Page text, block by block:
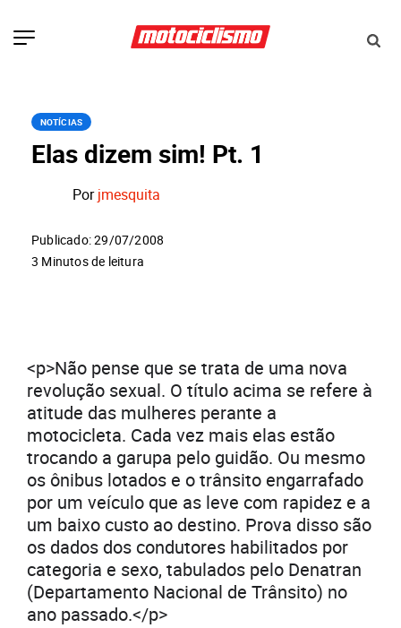
NOTÍCIAS
Elas dizem sim! Pt. 1
Porjmesquita
Publicado: 29/07/2008
3 Minutos de leitura
<p>Não pense que se trata de uma nova
revolução sexual. O título acima se refere à
atitude das mulheres perante a
motocicleta. Cada vez mais elas estão
trocando a garupa pelo guidão. Ou mesmo
os ônibus lotados e o trânsito engarrafado
por um veículo que as leve com rapidez e a
um baixo custo ao destino. Prova disso são
os dados dos condutores habilitados por
categoria e sexo, tabulados pelo Denatran
(Departamento Nacional de Trânsito) no
ano passado.</p>